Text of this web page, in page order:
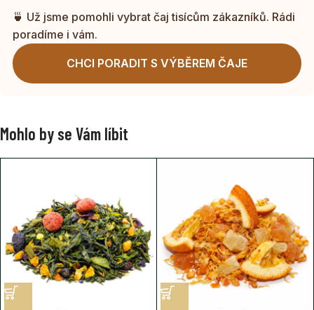
🍵 Už jsme pomohli vybrat čaj tisícům zákazníků. Rádi
poradíme i vám.
CHCI PORADIT S VÝBĚREM ČAJE
Mohlo by se Vám líbit